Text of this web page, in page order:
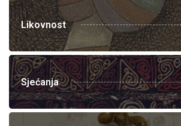
Likovnost
Sjećanja